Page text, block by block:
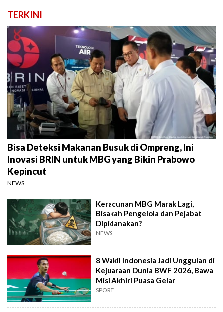
TERKINI
Bisa Deteksi Makanan Busuk di Ompreng, Ini
Inovasi BRIN untuk MBG yang Bikin Prabowo
Kepincut
NEWS
Keracunan MBG Marak Lagi,
Bisakah Pengelola dan Pejabat
Dipidanakan?
NEWS
8 Wakil Indonesia Jadi Unggulan di
Kejuaraan Dunia BWF 2026, Bawa
Misi Akhiri Puasa Gelar
SPORT